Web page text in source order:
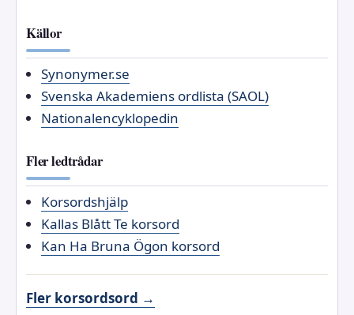
Källor
Synonymer.se
Svenska Akademiens ordlista (SAOL)
Nationalencyklopedin
Fler ledtrådar
Korsordshjälp
Kallas Blått Te korsord
Kan Ha Bruna Ögon korsord
Fler korsordsord →